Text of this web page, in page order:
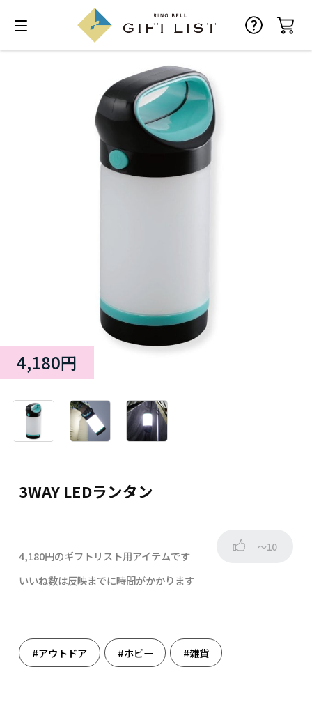
3WAY LEDランタン
4,180円
4,180円のギフトリスト用アイテムです
～10
いいね数は反映までに時間がかかります
#アウトドア #ホビー #雑貨